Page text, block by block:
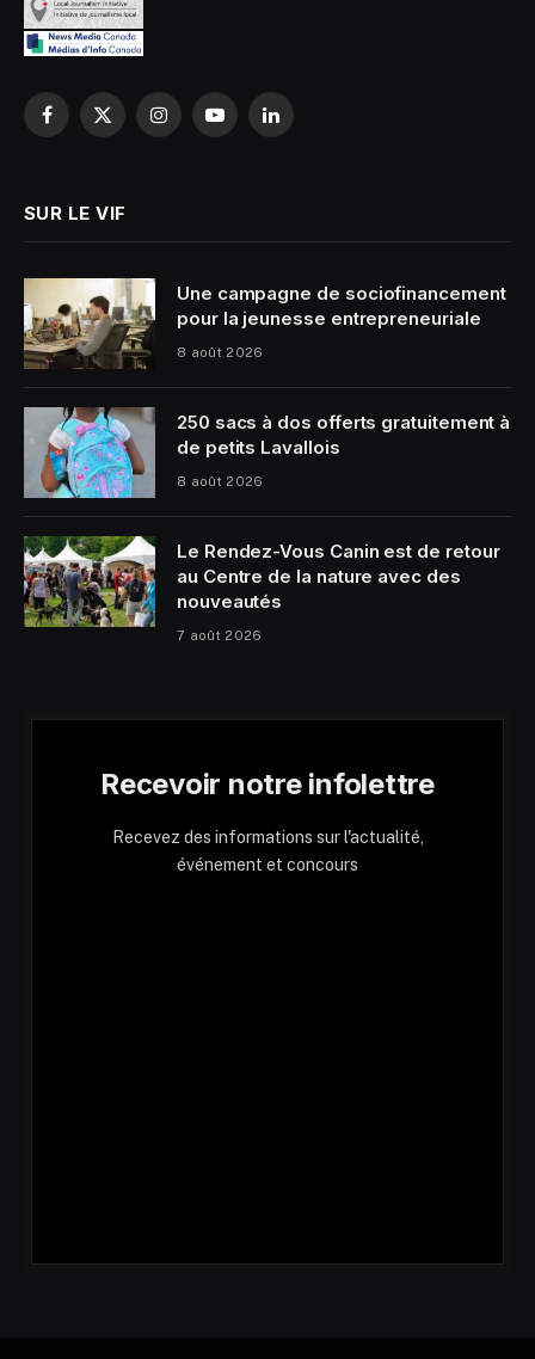
Facebook
X
InstagramYouTubeLinkedIn
SUR LE VIF
Une campagne de sociofinancement
pour la jeunesse entrepreneuriale
8 août 2026
250 sacs à dos offerts gratuitement à
de petits Lavallois
8 août 2026
Le Rendez-Vous Canin est de retour
au Centre de la nature avec des
nouveautés
7 août 2026
Recevoir notre infolettre
Recevez des informations sur l'actualité,
événement et concours